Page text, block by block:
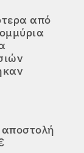
από